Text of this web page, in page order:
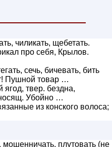
чиликать, щебетать.
про себя, Крылов.
сечь, бичевать, бить
Пушной товар …
ягод, твер. бездна,
Убойно …
из конского волоса;
плутовать (не